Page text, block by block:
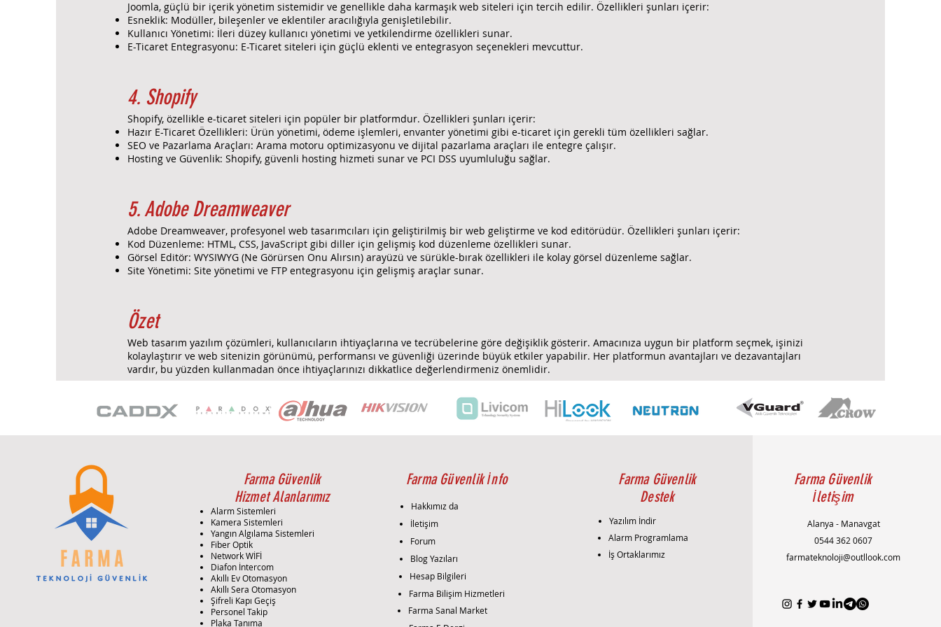
Joomla, güçlü bir içerik yönetim sistemidir ve genellikle daha karmaşık web siteleri için tercih edilir. Özellikleri şunları içerir:
Esneklik: Modüller, bileşenler ve eklentiler aracılığıyla genişletilebilir.
Kullanıcı Yönetimi: İleri düzey kullanıcı yönetimi ve yetkilendirme özellikleri sunar.
E-Ticaret Entegrasyonu: E-Ticaret siteleri için güçlü eklenti ve entegrasyon seçenekleri mevcuttur.
4. Shopify
Shopify, özellikle e-ticaret siteleri için popüler bir platformdur. Özellikleri şunları içerir:
Hazır E-Ticaret Özellikleri: Ürün yönetimi, ödeme işlemleri, envanter yönetimi gibi e-ticaret için gerekli tüm özellikleri sağlar.
SEO ve Pazarlama Araçları: Arama motoru optimizasyonu ve dijital pazarlama araçları ile entegre çalışır.
Hosting ve Güvenlik: Shopify, güvenli hosting hizmeti sunar ve PCI DSS uyumluluğu sağlar.
5. Adobe Dreamweaver
Adobe Dreamweaver, profesyonel web tasarımcıları için geliştirilmiş bir web geliştirme ve kod editörüdür. Özellikleri şunları içerir:
Kod Düzenleme: HTML, CSS, JavaScript gibi diller için gelişmiş kod düzenleme özellikleri sunar.
Görsel Editör: WYSIWYG (Ne Görürsen Onu Alırsın) arayüzü ve sürükle-bırak özellikleri ile kolay görsel düzenleme sağlar.
Site Yönetimi: Site yönetimi ve FTP entegrasyonu için gelişmiş araçlar sunar.
Özet
Web tasarım yazılım çözümleri, kullanıcıların ihtiyaçlarına ve tecrübelerine göre değişiklik gösterir. Amacınıza uygun bir platform seçmek, işinizi
kolaylaştırır ve web sitenizin görünümü, performansı ve güvenliği üzerinde büyük etkiler yapabilir. Her platformun avantajları ve dezavantajları
vardır, bu yüzden kullanmadan önce ihtiyaçlarınızı dikkatlice değerlendirmeniz önemlidir.
Farma Güvenlik
Hizmet Alanlarımız
Alarm Sistemleri
Kamera Sistemleri
Yangın Algılama Sistemleri
Fiber Optik
Network WİFİ
Diafon İntercom
Akıllı Ev Otomasyon
Akıllı Sera Otomasyon
Şifreli Kapı Geçiş
Personel Takip
Plaka Tanıma
Farma Güvenlik İnfo
Hakkımız da
İletişim
Forum
Blog Yazıları
Hesap Bilgileri
Farma Bilişim Hizmetleri
Farma Sanal Market
Farma Güvenlik
Destek
Yazılım İndir
Alarm Programlama
İş Ortaklarımız
Farma Güvenlik
İletişim
Alanya - Manavgat
0544 362 0607
farmateknoloji@outllook.com